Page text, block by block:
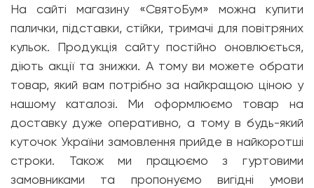
На сайті магазину «СвятоБум» можна купити
палички, підставки, стійки, тримачі для повітряних
кульок. Продукція сайту постійно оновлюється,
діють акції та знижки. А тому ви можете обрати
товар, який вам потрібно за найкращою ціною у
нашому каталозі. Ми оформлюємо товар на
доставку дуже оперативно, а тому в будь-який
куточок України замовлення прийде в найкоротші
строки. Також ми працюємо з гуртовими
замовниками та пропонуємо вигідні умови